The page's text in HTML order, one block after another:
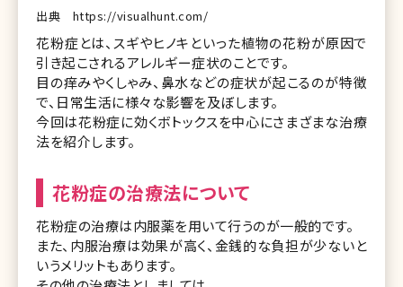
出典 https://visualhunt.com/
花粉症とは、スギやヒノキといった植物の花粉が原因で
引き起こされるアレルギー症状のことです。
目の痒みやくしゃみ、鼻水などの症状が起こるのが特徴
で、日常生活に様々な影響を及ぼします。
今回は花粉症に効くボトックスを中心にさまざまな治療
法を紹介します。
花粉症の治療法について
花粉症の治療は内服薬を用いて行うのが一般的です。
また、内服治療は効果が高く、金銭的な負担が少ないと
いうメリットもあります。